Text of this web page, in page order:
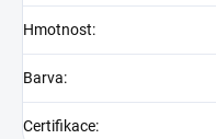
Hmotnost:
Barva:
Certifikace: